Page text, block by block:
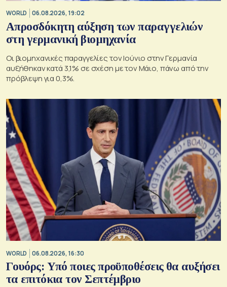
WORLD 06.08.2026, 19:02
Απροσδόκητη αύξηση των παραγγελιών
στη γερμανική βιομηχανία
Οι βιομηχανικές παραγγελίες τον Ιούνιο στην Γερμανία
αυξήθηκαν κατά 3,1% σε σχέση με τον Μάιο, πάνω από την
πρόβλεψη για 0,3%.
WORLD 06.08.2026, 16:30
Γουόρς: Υπό ποιες προϋποθέσεις θα αυξήσει
τα επιτόκια τον Σεπτέμβριο